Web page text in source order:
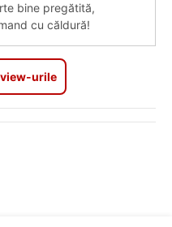
bine pregătită,
cu căldură!
urile